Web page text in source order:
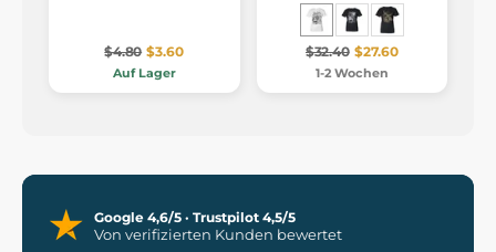
$4.80 $3.60
Auf Lager
$32.40 $27.60
1-2 Wochen
Google 4,6/5 · Trustpilot 4,5/5
Von verifizierten Kunden bewertet